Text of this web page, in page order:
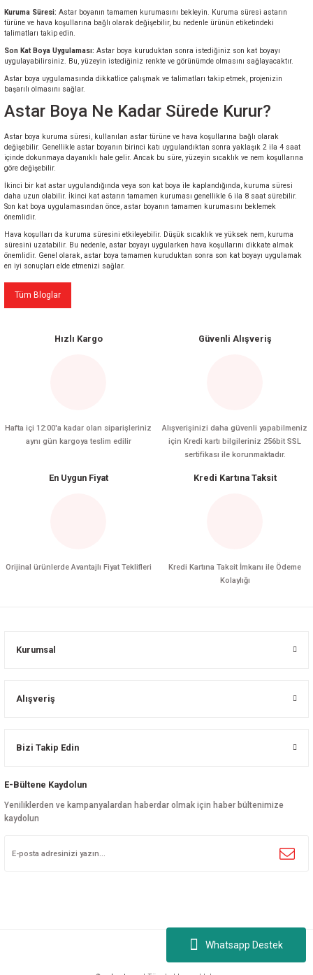
Whatsapp Destek
Kuruma Süresi: Astar boyanın tamamen kurumasını bekleyin. Kuruma süresi astarın
türüne ve hava koşullarına bağlı olarak değişebilir, bu nedenle ürünün etiketindeki
talimatları takip edin.
Son Kat Boya Uygulaması: Astar boya kuruduktan sonra istediğiniz son kat boyayı
uygulayabilirsiniz. Bu, yüzeyin istediğiniz renkte ve görünümde olmasını sağlayacaktır.
Astar boya uygulamasında dikkatlice çalışmak ve talimatları takip etmek, projenizin
başarılı olmasını sağlar.
Astar Boya Ne Kadar Sürede Kurur?
Astar boya kuruma süresi, kullanılan astar türüne ve hava koşullarına bağlı olarak
değişebilir. Genellikle astar boyanın birinci katı uygulandıktan sonra yaklaşık 2 ila 4 saat
içinde dokunmaya dayanıklı hale gelir. Ancak bu süre, yüzeyin sıcaklık ve nem koşullarına
göre değişebilir.
İkinci bir kat astar uygulandığında veya son kat boya ile kaplandığında, kuruma süresi
daha uzun olabilir. İkinci kat astarın tamamen kuruması genellikle 6 ila 8 saat sürebilir.
Son kat boya uygulamasından önce, astar boyanın tamamen kurumasını beklemek
önemlidir.
Hava koşulları da kuruma süresini etkileyebilir. Düşük sıcaklık ve yüksek nem, kuruma
süresini uzatabilir. Bu nedenle, astar boyayı uygularken hava koşullarını dikkate almak
önemlidir. Genel olarak, astar boya tamamen kuruduktan sonra son kat boyayı uygulamak
en iyi sonuçları elde etmenizi sağlar.
Tüm Bloglar
Hızlı Kargo
Hafta içi 12:00'a kadar olan siparişleriniz
aynı gün kargoya teslim edilir
Güvenli Alışveriş
Alışverişinizi daha güvenli yapabilmeniz
için Kredi kartı bilgileriniz 256bit SSL
sertifikası ile korunmaktadır.
En Uygun Fiyat
Orijinal ürünlerde Avantajlı Fiyat Teklifleri
Kredi Kartına Taksit
Kredi Kartına Taksit İmkanı ile Ödeme
Kolaylığı
Kurumsal
Alışveriş
Bizi Takip Edin
E-Bültene Kaydolun
Yeniliklerden ve kampanyalardan haberdar olmak için haber bültenimize
kaydolun